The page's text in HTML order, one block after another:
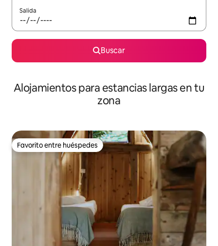
Salida
Buscar
Alojamientos para estancias largas en tu
zona
Favorito entre huéspedes
Favorito entre huéspedes